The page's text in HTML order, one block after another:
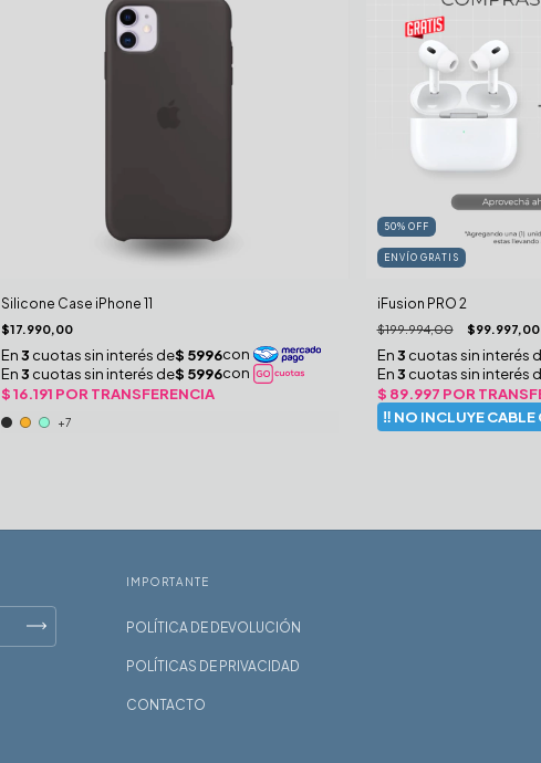
Silicone Case iPhone 11
$17.990,00
+7
50% OFF
ENVÍO GRATIS
iFusion PRO 2
$199.994,00 $99.997,00
IMPORTANTE
POLÍTICA DE DEVOLUCIÓN
POLÍTICAS DE PRIVACIDAD
CONTACTO